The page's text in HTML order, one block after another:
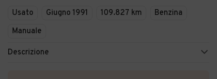
Usato Giugno 1991 109.827 km
Benzina
Manuale
Descrizione